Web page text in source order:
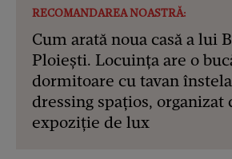
RECOMANDAREA NOASTRĂ:
Cum arată noua casă a lui
Ploiești. Locuința are o
dormitoare cu tavan
dressing spațios, organizat
expoziție de lux